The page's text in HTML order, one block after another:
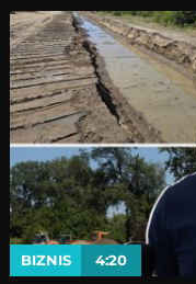
BIZNIS 4:20